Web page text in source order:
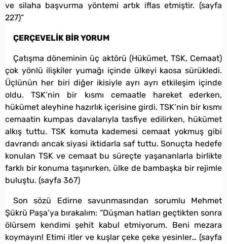
ve silaha başvurma yöntemi artık iflas etmiştir. (sayfa
227)”
ÇERÇEVELİK BİR YORUM
Çatışma döneminin üç aktörü (Hükümet, TSK, Cemaat)
çok yönlü ilişkiler yumağı içinde ülkeyi kaosa sürükledi.
Üçlünün her biri diğer ikisiyle ayrı ayrı etkileşim içinde
oldu. TSK’nin bir kısmı cemaatle hareket ederken,
hükümet aleyhine hazırlık içerisine girdi. TSK’nin bir kısmı
cemaatin kumpas davalarıyla tasfiye edilirken, hükümet
alkış tuttu. TSK komuta kademesi cemaat yokmuş gibi
davrandı ancak siyasi iktidarla saf tuttu. Sonuçta hedefe
konulan TSK ve cemaat bu süreçte yaşananlarla birlikte
farklı bir konuma taşınırken, ülke de bambaşka bir rejimle
buluştu. (sayfa 367)
Son sözü Edirne savunmasından sorumlu Mehmet
Şükrü Paşa’ya bırakalım: “Düşman hatları geçtikten sonra
ölürsem kendimi şehit kabul etmiyorum. Beni mezara
koymayın! Etimi itler ve kuşlar çeke çeke yesinler… (sayfa